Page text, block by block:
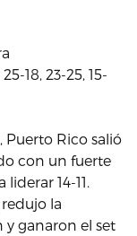
18, 23-25, 15-
Puerto Rico salió
con un fuerte
14-11.
la
y ganaron el set